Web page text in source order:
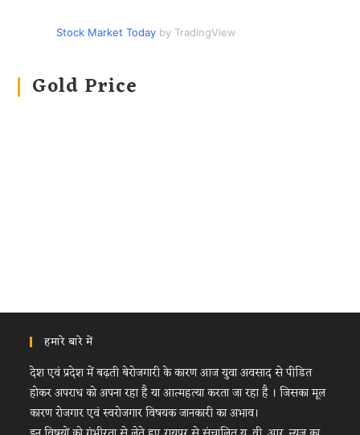
Stock Market Today by TradingView
Gold Price
हमारे बारे में
देश एवं प्रदेश में बढ़ती बेरोजगारी के कारण आज युवा अवसाद से पीडित
होकर अपराध को अपना रहा है या आत्महत्या करता जा रहा है । जिसका मूल
कारण रोजगार एवं स्वरोजगार विषयक जानकारी का अभाव।